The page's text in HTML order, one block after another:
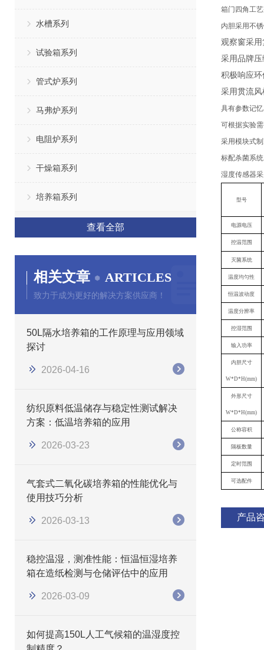
水槽系列
试验箱系列
管式炉系列
马弗炉系列
电阻炉系列
干燥箱系列
培养箱系列
查看全部
相关文章 ARTICLES
致力于成为更好的解决方案供应商！
50L隔水培养箱的工作原理与应用领域
探讨
2026-04-16
纺织原料低温储存与稳定性测试解决
方案：低温培养箱的应用
2026-03-23
气套式二氧化碳培养箱的性能优化与
使用技巧分析
2026-03-13
稳控温湿，测准性能：恒温恒湿培养
箱在造纸检测与仓储评估中的应用
2026-03-09
如何提高150L人工气候箱的温湿度控
箱门 四角工艺
内胆采用不
观察窗采
采用品牌
积极响应
采用贯流
具有参数记
可根据实验
采用模块式
标配杀菌系
湿度传感器
型号
电源电压
控温范围
灭菌系统
温度均匀性
恒温波动度
温度分辨率
控湿范围
输入功率
内胆尺寸
W*D*H(mm)
外形尺寸
W*D*H(mm)
公称容积
隔板数量
定时范围
可选配件
产品